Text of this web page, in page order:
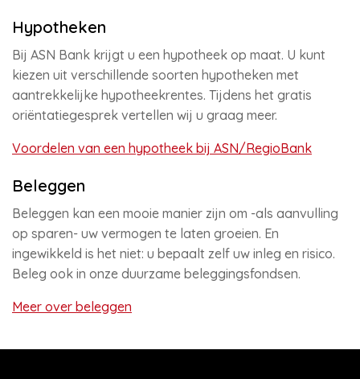
Hypotheken
Bij ASN Bank krijgt u een hypotheek op maat. U kunt
kiezen uit verschillende soorten hypotheken met
aantrekkelijke hypotheekrentes. Tijdens het gratis
oriëntatiegesprek vertellen wij u graag meer.
Voordelen van een hypotheek bij ASN/RegioBank
Beleggen
Beleggen kan een mooie manier zijn om -als aanvulling
op sparen- uw vermogen te laten groeien. En
ingewikkeld is het niet: u bepaalt zelf uw inleg en risico.
Beleg ook in onze duurzame beleggingsfondsen.
Meer over beleggen